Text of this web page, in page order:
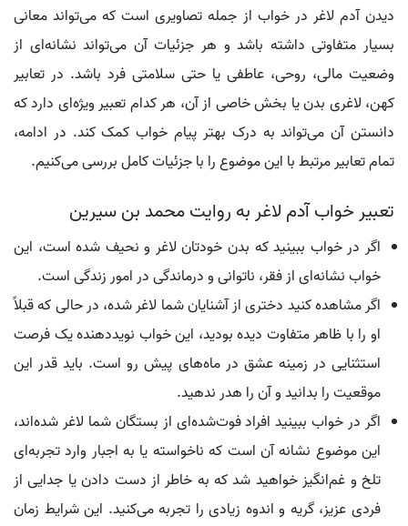
دیدن آدم لاغر در خواب از جمله تصاویری است که می‌تواند معانی
بسیار متفاوتی داشته باشد و هر جزئیات آن می‌تواند نشانه‌ای از
وضعیت مالی، روحی، عاطفی یا حتی سلامتی فرد باشد. در تعابیر
کهن، لاغری بدن یا بخش خاصی از آن، هر کدام تعبیر ویژه‌ای دارد که
دانستن آن می‌تواند به درک بهتر پیام خواب کمک کند. در ادامه،
تمام تعابیر مرتبط با این موضوع را با جزئیات کامل بررسی می‌کنیم.
تعبیر خواب آدم لاغر به روایت محمد بن سیرین
اگر در خواب ببینید که بدن خودتان لاغر و نحیف شده است، این
خواب نشانه‌ای از فقر، ناتوانی و درماندگی در امور زندگی است.
اگر مشاهده کنید دختری از آشنایان شما لاغر شده، در حالی که قبلاً
او را با ظاهر متفاوت دیده بودید، این خواب نویددهنده یک فرصت
استثنایی در زمینه عشق در ماه‌های پیش رو است. باید قدر این
موقعیت را بدانید و آن را هدر ندهید.
اگر در خواب ببینید افراد فوت‌شده‌ای از بستگان شما لاغر شده‌اند،
این موضوع نشانه آن است که ناخواسته یا به اجبار وارد تجربه‌ای
تلخ و غم‌انگیز خواهید شد که به خاطر از دست دادن یا جدایی از
فردی عزیز، گریه و اندوه زیادی را تجربه می‌کنید. این شرایط زمان